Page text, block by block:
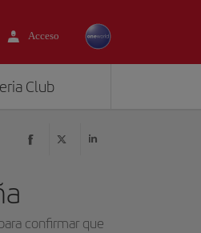
Acceso
Club
confirmar que